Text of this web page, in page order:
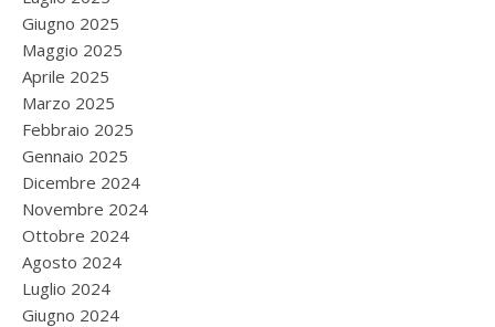
Giugno 2025
Maggio 2025
Aprile 2025
Marzo 2025
Febbraio 2025
Gennaio 2025
Dicembre 2024
Novembre 2024
Ottobre 2024
Agosto 2024
Luglio 2024
Giugno 2024